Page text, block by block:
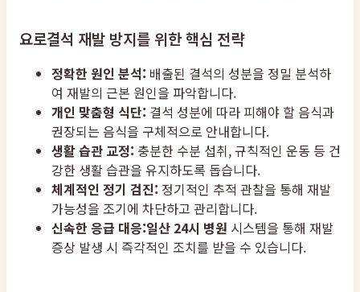
요로결석 재발 방지를 위한 핵심 전략
정확한 원인 분석: 배출된 결석의 성분을 정밀 분석하
여 재발의 근본 원인을 파악합니다.
개인 맞춤형 식단: 결석 성분에 따라 피해야 할 음식과
권장되는 음식을 구체적으로 안내합니다.
생활 습관 교정: 충분한 수분 섭취, 규칙적인 운동 등 건
강한 생활 습관을 유지하도록 돕습니다.
체계적인 정기 검진: 정기적인 추적 관찰을 통해 재발
가능성을 조기에 차단하고 관리합니다.
신속한 응급 대응:일산 24시 병원 시스템을 통해 재발
증상 발생 시 즉각적인 조치를 받을 수 있습니다.